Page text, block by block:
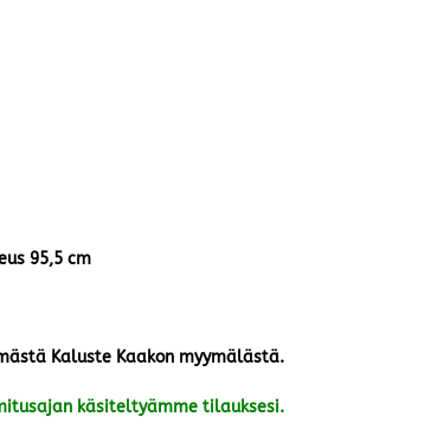
95,5 cm
Kaluste Kaakon myymälästä.
käsiteltyämme tilauksesi.